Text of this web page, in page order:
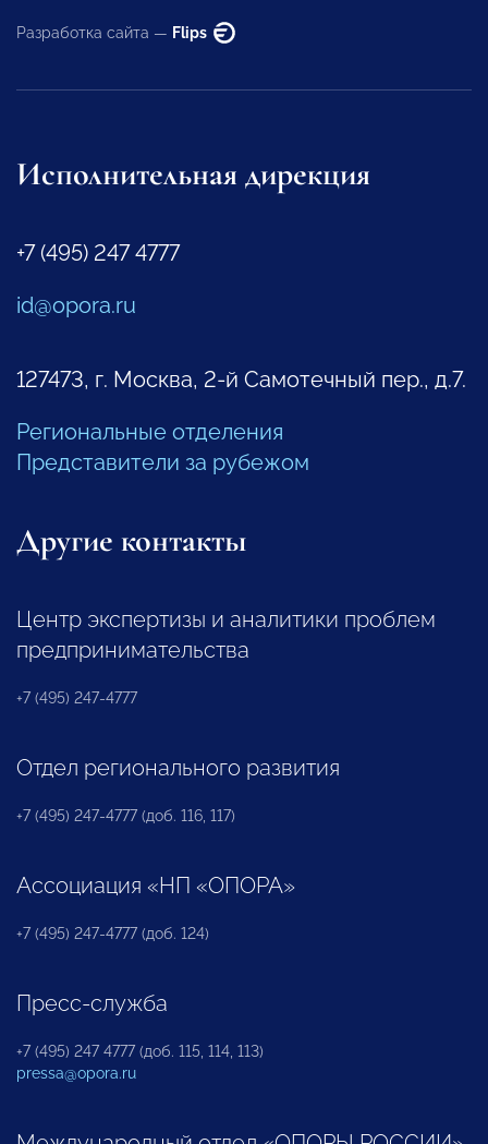
Разработка сайта — Flips
Исполнительная дирекция
+7 (495) 247 4777
id@opora.ru
127473, г. Москва, 2-й Самотечный пер., д.7.
Региональные отделения
Представители за рубежом
Другие контакты
Центр экспертизы и аналитики проблем
предпринимательства
+7 (495) 247-4777
Отдел регионального развития
+7 (495) 247-4777 (доб. 116, 117)
Ассоциация «НП «ОПОРА»
+7 (495) 247-4777 (доб. 124)
Пресс-служба
+7 (495) 247 4777 (доб. 115, 114, 113)
pressa@opora.ru